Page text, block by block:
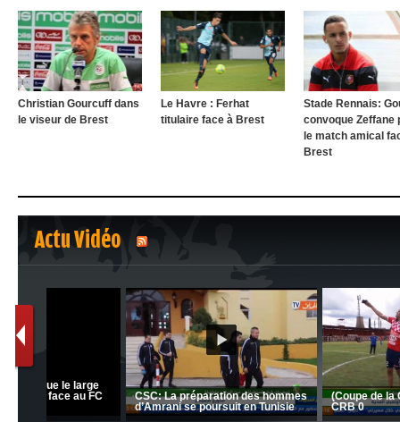
Christian Gourcuff dans
le viseur de Brest
Le Havre : Ferhat
titulaire face à Brest
Stade Rennais:
convoque Zeffane
le match amical
Brest
Actu Vidéo
1 2
MCA: Kaci-Saïd évoque le
succès du Mouloudia face
MFM
JSK: Brahim Zafour évoque la
situation du club